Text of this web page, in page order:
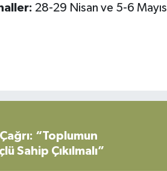
28-29 Nisan ve 5-6 Mayıs
“Toplumun
Sahip Çıkılmalı”